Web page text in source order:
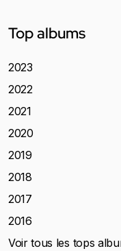
Top albums
2023
2022
2021
2020
2019
2018
2017
2016
Voir tous les tops